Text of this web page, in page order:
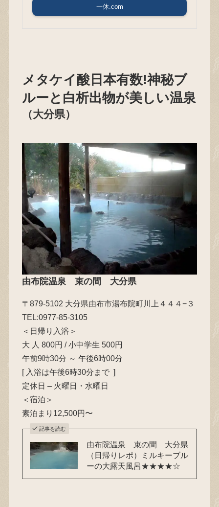
一休.com
メタケイ酸日本有数!神秘ブ
ルーと白析出物が美しい温泉
（大分県）
由布院温泉 束の間 大分県
〒879-5102 大分県由布市湯布院町川上４４４−３
TEL:0977-85-3105
＜日帰り入浴＞
大 人 800円 / 小中学生 500円
午前9時30分 ～ 午後6時00分
[ 入浴は午後6時30分まで ]
定休日 – 火曜日・水曜日
＜宿泊＞
素泊まり12,500円〜
記事を読む
由布院温泉 束の間 大分県
（日帰りレポ）ミルキーブル
ーの大露天風呂★★★★☆